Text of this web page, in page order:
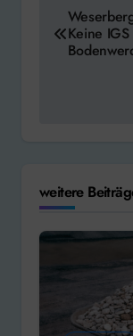
Keine
weitere